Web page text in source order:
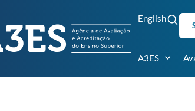
English
A3ES